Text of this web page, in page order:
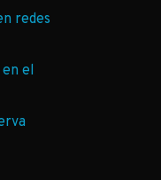
redes
el